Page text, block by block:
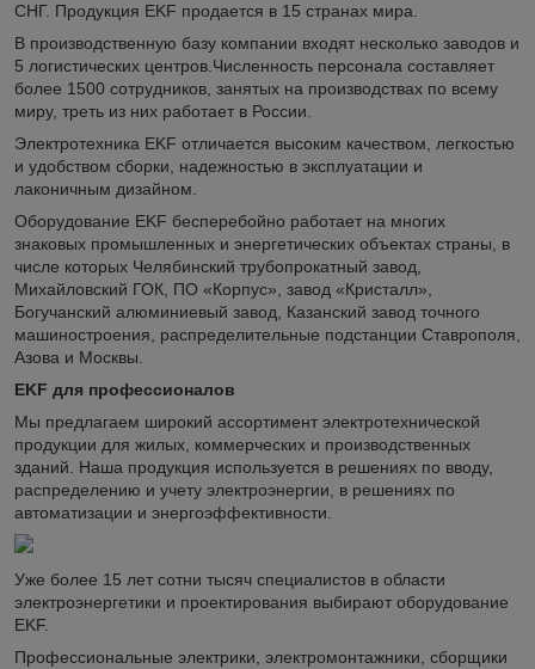
СНГ. Продукция EKF продается в 15 странах мира.
В производственную базу компании входят несколько заводов и
5 логистических центров.Численность персонала составляет
более 1500 сотрудников, занятых на производствах по всему
миру, треть из них работает в России.
Электротехника EKF отличается высоким качеством, легкостью
и удобством сборки, надежностью в эксплуатации и
лаконичным дизайном.
Оборудование EKF бесперебойно работает на многих
знаковых промышленных и энергетических объектах страны, в
числе которых Челябинский трубопрокатный завод,
Михайловский ГОК, ПО «Корпус», завод «Кристалл»,
Богучанский алюминиевый завод, Казанский завод точного
машиностроения, распределительные подстанции Ставрополя,
Азова и Москвы.
EKF для профессионалов
Мы предлагаем широкий ассортимент электротехнической
продукции для жилых, коммерческих и производственных
зданий. Наша продукция используется в решениях по вводу,
распределению и учету электроэнергии, в решениях по
автоматизации и энергоэффективности.
Уже более 15 лет сотни тысяч специалистов в области
электроэнергетики и проектирования выбирают оборудование
EKF.
Профессиональные электрики, электромонтажники, сборщики